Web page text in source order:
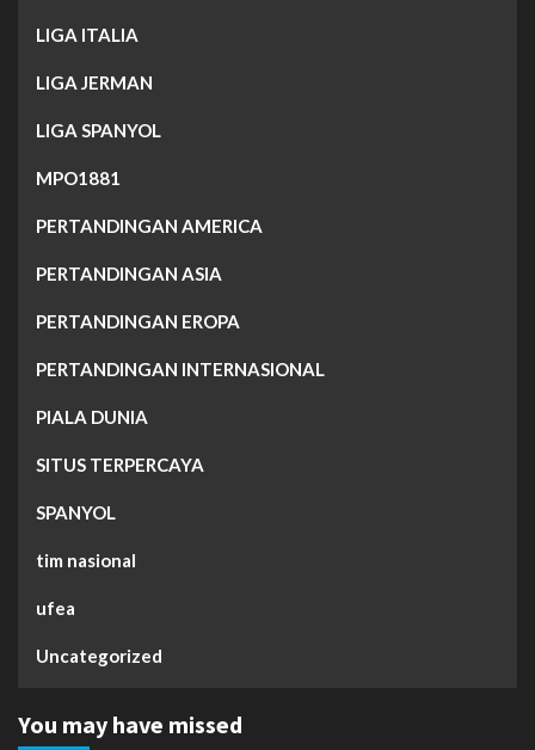
LIGA ITALIA
LIGA JERMAN
LIGA SPANYOL
MPO1881
PERTANDINGAN AMERICA
PERTANDINGAN ASIA
PERTANDINGAN EROPA
PERTANDINGAN INTERNASIONAL
PIALA DUNIA
SITUS TERPERCAYA
SPANYOL
tim nasional
ufea
Uncategorized
You may have missed